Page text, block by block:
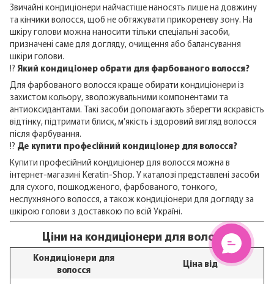
Звичайні кондиціонери найчастіше наносять лише на довжину
та кінчики волосся, щоб не обтяжувати прикореневу зону. На
шкіру голови можна наносити тільки спеціальні засоби,
призначені саме для догляду, очищення або балансування
шкіри голови.
⁉️ Який кондиціонер обрати для фарбованого волосся?
Для фарбованого волосся краще обирати кондиціонери із
захистом кольору, зволожувальними компонентами та
антиоксидантами. Такі засоби допомагають зберегти яскравість
відтінку, підтримати блиск, м’якість і здоровий вигляд волосся
після фарбування.
⁉️ Де купити професійний кондиціонер для волосся?
Купити професійний кондиціонер для волосся можна в
інтернет-магазині Keratin-Shop. У каталозі представлені засоби
для сухого, пошкодженого, фарбованого, тонкого,
неслухняного волосся, а також кондиціонери для догляду за
шкірою голови з доставкою по всій Україні.
Ціни на кондиціонери для волосся
Кондиціонери для
волосся
Ціна від